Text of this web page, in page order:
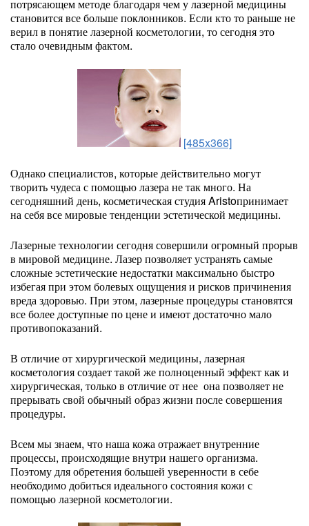
потрясающем методе благодаря чем у лазерной медицины
становится все больше поклонников. Если кто то раньше не
верил в понятие лазерной косметологии, то сегодня это
стало очевидным фактом.
[485x366]
Однако специалистов, которые действительно могут
творить чудеса с помощью лазера не так много. На
сегодняшний день, косметическая студия Aristoпринимает
на себя все мировые тенденции эстетической медицины.
Лазерные технологии сегодня совершили огромный прорыв
в мировой медицине. Лазер позволяет устранять самые
сложные эстетические недостатки максимально быстро
избегая при этом болевых ощущения и рисков причинения
вреда здоровью. При этом, лазерные процедуры становятся
все более доступные по цене и имеют достаточно мало
противопоказаний.
В отличие от хирургической медицины, лазерная
косметология создает такой же полноценный эффект как и
хирургическая, только в отличие от нее она позволяет не
прерывать свой обычный образ жизни после совершения
процедуры.
Всем мы знаем, что наша кожа отражает внутренние
процессы, происходящие внутри нашего организма.
Поэтому для обретения большей уверенности в себе
необходимо добиться идеального состояния кожи с
помощью лазерной косметологии.